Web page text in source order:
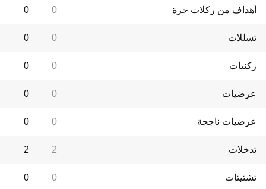
أهداف من ركلات حرة 0
0
تسللات 0
0
ركنيات 0
0
عرضيات 0
0
عرضيات ناجحة 0
0
تدخلات 2
2
تشتيتات 0
0